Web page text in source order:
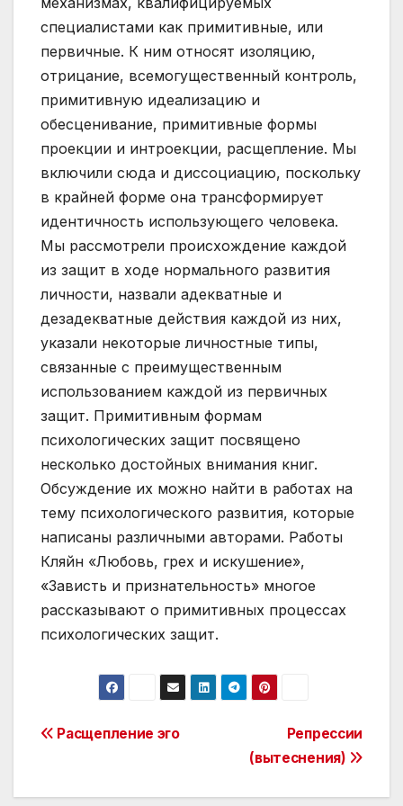
специалистами как примитивные, или
первичные. К ним относят изоляцию,
отрицание, всемогущественный контроль,
примитивную идеализацию и
обесценивание, примитивные формы
проекции и интроекции, расщепление. Мы
включили сюда и диссоциацию, поскольку
в крайней форме она трансформирует
идентичность использующего человека.
Мы рассмотрели происхождение каждой
из защит в ходе нормального развития
личности, назвали адекватные и
дезадекватные действия каждой из них,
указали некоторые личностные типы,
связанные с преимущественным
использованием каждой из первичных
защит. Примитивным формам
психологических защит посвящено
несколько достойных внимания книг.
Обсуждение их можно найти в работах на
тему психологического развития, которые
написаны различными авторами. Работы
Кляйн «Любовь, грех и искушение»,
«Зависть и признательность» многое
рассказывают о примитивных процессах
психологических защит.
Post
Репрессии
(вытеснения)
Расщепление эго